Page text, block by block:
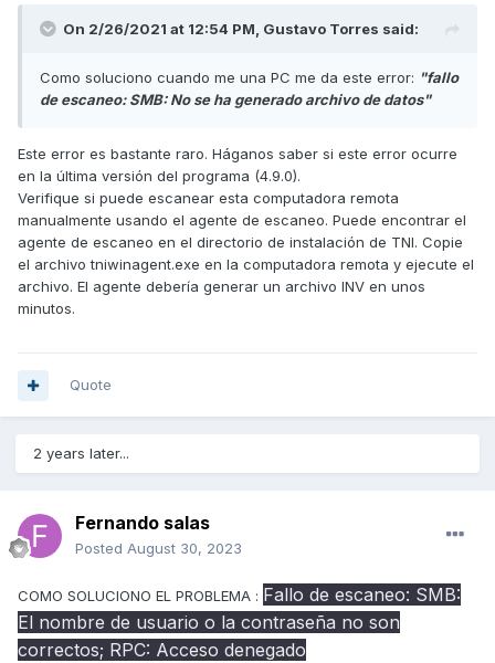
On 2/26/2021 at 12:54 PM, Gustavo Torres said:
Como soluciono cuando me una PC me da este error: "fallo
de escaneo: SMB: No se ha generado archivo de datos"
Este error es bastante raro. Háganos saber si este error ocurre
en la última versión del programa (4.9.0).
Verifique si puede escanear esta computadora remota
manualmente usando el agente de escaneo. Puede encontrar el
agente de escaneo en el directorio de instalación de TNI. Copie
el archivo tniwinagent.exe en la computadora remota y ejecute el
archivo. El agente debería generar un archivo INV en unos
minutos.
Quote
2 years later...
Fernando salas
Posted August 30, 2023
COMO SOLUCIONO EL PROBLEMA : Fallo de escaneo: SMB:
El nombre de usuario o la contraseña no son
correctos; RPC: Acceso denegado